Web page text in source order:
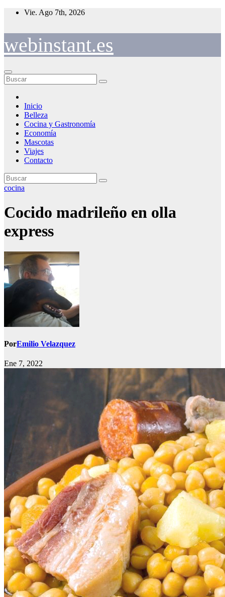
Saltar
Vie. Ago 7th, 2026
webinstant.es
Inicio
Belleza
Cocina y Gastronomía
Economía
Mascotas
Viajes
Contacto
cocina
Cocido madrileño en olla
express
PorEmilio Velazquez
Ene 7, 2022